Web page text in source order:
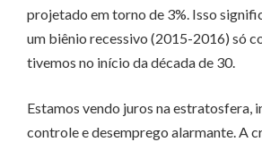
projetado em torno de 3%. Isso
um biênio recessivo (2015-2016) só
tivemos no início da década de 30.
Estamos vendo juros na estratosfera,
controle e desemprego alarmante. A